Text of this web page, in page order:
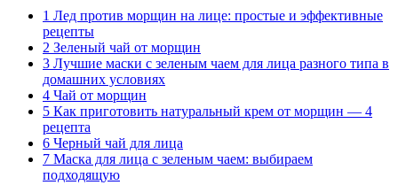
1 Лед против морщин на лице: простые и эффективные
рецепты
2 Зеленый чай от морщин
3 Лучшие маски с зеленым чаем для лица разного типа в
домашних условиях
4 Чай от морщин
5 Как приготовить натуральный крем от морщин — 4
рецепта
6 Черный чай для лица
7 Маска для лица с зеленым чаем: выбираем
подходящую